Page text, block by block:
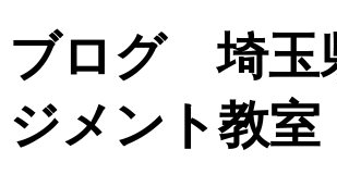
ブログ 埼玉
ジメント教室